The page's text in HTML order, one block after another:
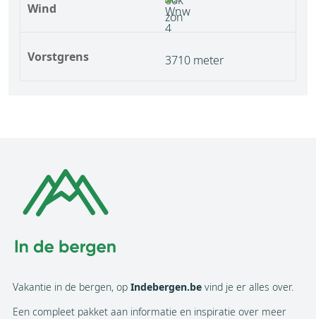
Wind
Vorstgrens 3710 meter
Vakantie in de bergen, op Indebergen.be vind je er alles over.
Een compleet pakket aan informatie en inspiratie over meer